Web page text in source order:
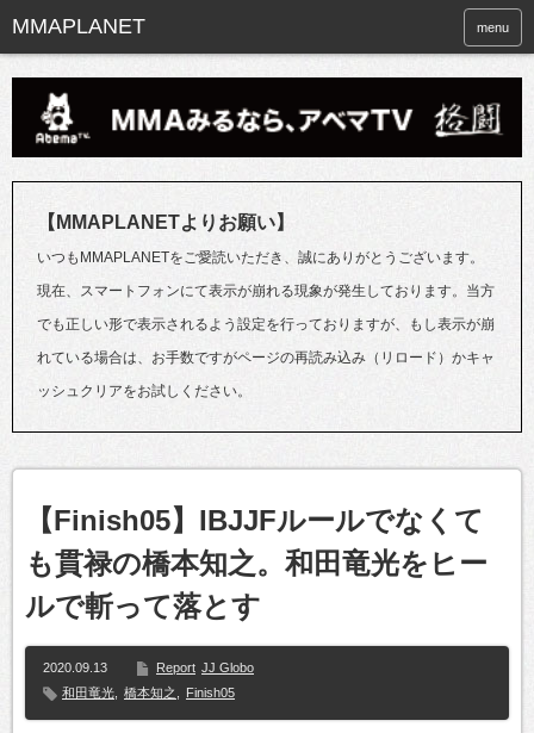
menu
【MMAPLANETよりお願い】
いつもMMAPLANETをご愛読いただき、誠にありがとうございます。
現在、スマートフォンにて表示が崩れる現象が発生しております。当方
でも正しい形で表示されるよう設定を行っておりますが、もし表示が崩
れている場合は、お手数ですがページの再読み込み（リロード）かキャ
ッシュクリアをお試しください。
【Finish05】IBJJFルールでなくて
も貫禄の橋本知之。和田竜光をヒー
ルで斬って落とす
2020.09.13 Report JJ Globo
和田竜光
橋本知之 Finish05